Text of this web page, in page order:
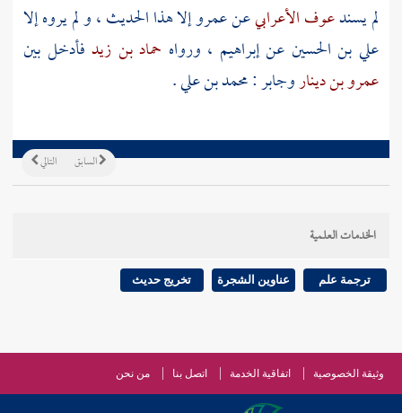
لم يسندعوف الأعرابيعنعمروإلا هذا الحديث ، و لم يروه إلا
علي بن الحسين عنإبراهيم ، ورواه حماد بن زيد فأدخل بين
عمرو بن ديناروجابر:محمد بن علي.
التالي السابق
الخدمات العلمية
ترجمة علم عناوين الشجرة تخريج حديث
وثيقة الخصوصية اتفاقية الخدمة اتصل بنا من نحن